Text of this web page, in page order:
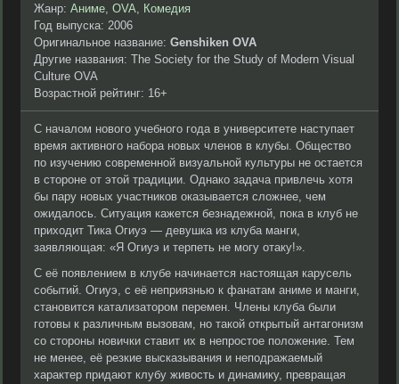
Жанр: Аниме, OVA, Комедия
Год выпуска: 2006
Оригинальное название: Genshiken OVA
Другие названия: The Society for the Study of Modern Visual
Culture OVA
Возрастной рейтинг: 16+
С началом нового учебного года в университете наступает
время активного набора новых членов в клубы. Общество
по изучению современной визуальной культуры не остается
в стороне от этой традиции. Однако задача привлечь хотя
бы пару новых участников оказывается сложнее, чем
ожидалось. Ситуация кажется безнадежной, пока в клуб не
приходит Тика Огиуэ — девушка из клуба манги,
заявляющая: «Я Огиуэ и терпеть не могу отаку!».
С её появлением в клубе начинается настоящая карусель
событий. Огиуэ, с её неприязнью к фанатам аниме и манги,
становится катализатором перемен. Члены клуба были
готовы к различным вызовам, но такой открытый антагонизм
со стороны новички ставит их в непростое положение. Тем
не менее, её резкие высказывания и неподражаемый
характер придают клубу живость и динамику, превращая